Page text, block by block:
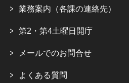
業務案内（各課の連絡先）
第2・第4土曜日開庁
メールでのお問合せ
よくある質問